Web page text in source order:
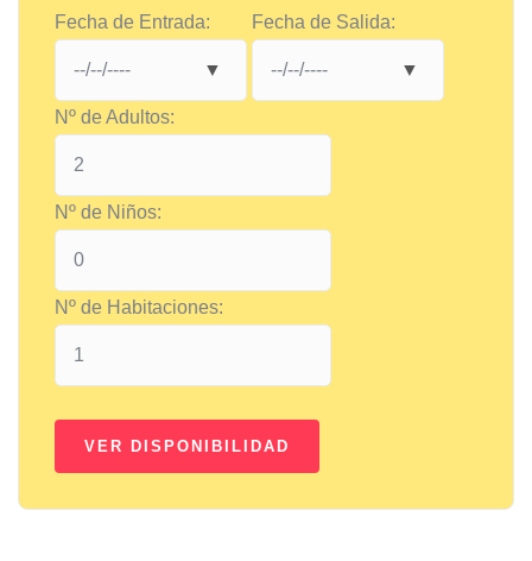
Fecha de Entrada: Fecha de Salida:
Nº de Adultos:
Nº de Niños:
Nº de Habitaciones: